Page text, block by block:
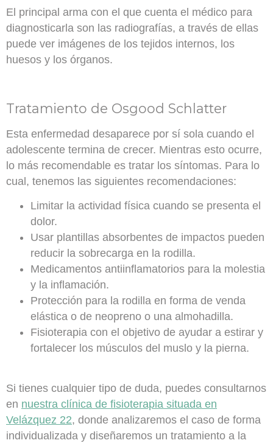
El principal arma con el que cuenta el médico para
diagnosticarla son las radiografías, a través de ellas
puede ver imágenes de los tejidos internos, los
huesos y los órganos.
Tratamiento de Osgood Schlatter
Esta enfermedad desaparece por sí sola cuando el
adolescente termina de crecer. Mientras esto ocurre,
lo más recomendable es tratar los síntomas. Para lo
cual, tenemos las siguientes recomendaciones:
Limitar la actividad física cuando se presenta el
dolor.
Usar plantillas absorbentes de impactos pueden
reducir la sobrecarga en la rodilla.
Medicamentos antiinflamatorios para la molestia
y la inflamación.
Protección para la rodilla en forma de venda
elástica o de neopreno o una almohadilla.
Fisioterapia con el objetivo de ayudar a estirar y
fortalecer los músculos del muslo y la pierna.
Si tienes cualquier tipo de duda, puedes consultarnos
en nuestra clínica de fisioterapia situada en
Velázquez 22, donde analizaremos el caso de forma
individualizada y diseñaremos un tratamiento a la